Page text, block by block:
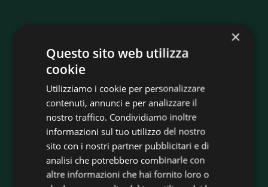
e soluzioni per l’efficienza energetica. Ricevi
consigli utili, informazioni sugli incentivi e
rendere più sostenibile la tua casa o la tua
azienda.
Iscriviti adesso
×
Questo sito web utilizza
cookie
Utilizziamo i cookie per personalizzare
contenuti, annunci e per analizzare il
nostro traffico. Condividiamo inoltre
informazioni sul tuo utilizzo del nostro
sito con i nostri partner pubblicitari e di
analisi che potrebbero combinarle con
altre informazioni che hai fornito loro o